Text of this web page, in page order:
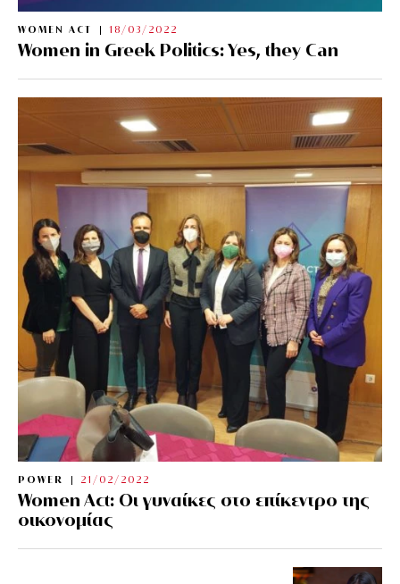
WOMEN ACT 18/03/2022
Women in Greek Politics: Yes, they Can
POWER 21/02/2022
Women Act: Οι γυναίκες στο επίκεντρο της
οικονομίας